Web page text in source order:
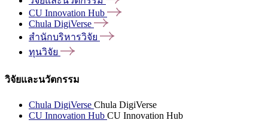
CU Innovation Hub
Chula DigiVerse
สำนักบริหารวิจัย
ทุนวิจัย
วิจัยและนวัตกรรม
Chula DigiVerse Chula DigiVerse
CU Innovation Hub CU Innovation Hub